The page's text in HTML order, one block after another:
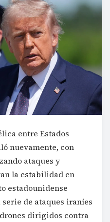
entre Estados
nuevamente, con
ataques y
la estabilidad en
estadounidense
de ataques iraníes
dirigidos contra